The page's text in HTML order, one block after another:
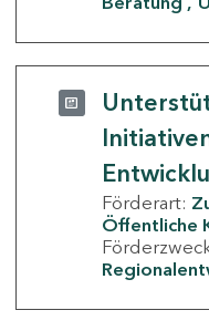
Förderart:
Öffentliche